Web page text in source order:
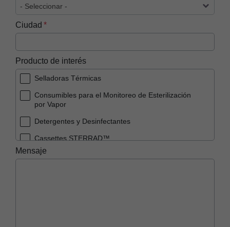
Ciudad
Producto de interés
Selladoras Térmicas
Consumibles para el Monitoreo de Esterilización
por Vapor
Detergentes y Desinfectantes
Cassettes STERRAD™
Sistemas STERRAD™
Mensaje